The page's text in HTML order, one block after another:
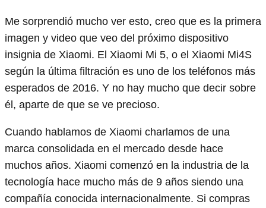
Me sorprendió mucho ver esto, creo que es la primera
imagen y video que veo del próximo dispositivo
insignia de Xiaomi. El Xiaomi Mi 5, o el Xiaomi Mi4S
según la última filtración es uno de los teléfonos más
esperados de 2016. Y no hay mucho que decir sobre
él, aparte de que se ve precioso.
Cuando hablamos de Xiaomi charlamos de una
marca consolidada en el mercado desde hace
muchos años. Xiaomi comenzó en la industria de la
tecnología hace mucho más de 9 años siendo una
compañía conocida internacionalmente. Si compras